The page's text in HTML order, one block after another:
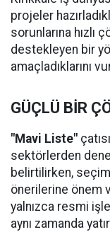
projeler
sorunlarına hızlı
destekleyen bir
amaçladıklarını
GÜÇLÜ BİR
"Mavi Liste"
sektörlerden
belirtilirken,
önerilerine önem
yalnızca resmi
aynı zamanda